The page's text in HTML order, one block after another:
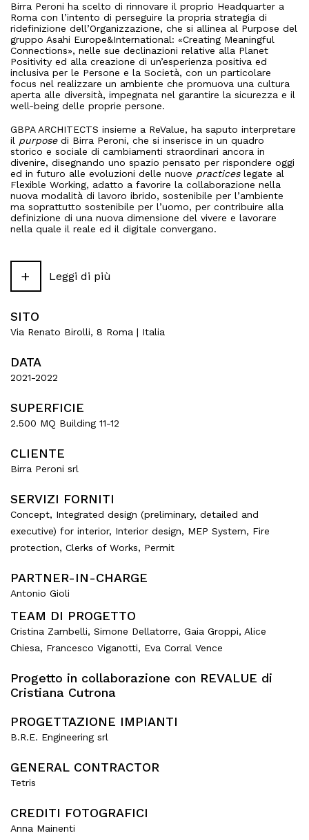
Birra Peroni ha scelto di rinnovare il proprio Headquarter a
Roma con l’intento di perseguire la propria strategia di
ridefinizione dell’Organizzazione, che si allinea al Purpose del
gruppo Asahi Europe&International: «Creating Meaningful
Connections», nelle sue declinazioni relative alla Planet
Positivity ed alla creazione di un’esperienza positiva ed
inclusiva per le Persone e la Società, con un particolare
focus nel realizzare un ambiente che promuova una cultura
aperta alle diversità, impegnata nel garantire la sicurezza e il
well-being delle proprie persone.
GBPA ARCHITECTS insieme a ReValue, ha saputo interpretare
il purposedi Birra Peroni, che si inserisce in un quadro
storico e sociale di cambiamenti straordinari ancora in
divenire, disegnando uno spazio pensato per rispondere oggi
ed in futuro alle evoluzioni delle nuove practices legate al
Flexible Working, adatto a favorire la collaborazione nella
nuova modalità di lavoro ibrido, sostenibile per l’ambiente
ma soprattutto sostenibile per l’uomo, per contribuire alla
definizione di una nuova dimensione del vivere e lavorare
nella quale il reale ed il digitale convergano.
nuova idea di Organizzazione e di Leadership, che promuove
il benessere fisico e psicologico, la soddisfazione dei
dipendenti e di conseguenza il loro impegno, attraverso la
Leggi di più
+
SITO
Via Renato Birolli, 8 Roma | Italia
DATA
2021-2022
SUPERFICIE
2.500 MQ Building 11-12
CLIENTE
Birra Peroni srl
SERVIZI FORNITI
Concept, Integrated design (preliminary, detailed and
executive) for interior, Interior design, MEP System, Fire
protection, Clerks of Works, Permit
PARTNER-IN-CHARGE
Antonio Gioli
TEAM DI PROGETTO
Cristina Zambelli, Simone Dellatorre, Gaia Groppi, Alice
Chiesa, Francesco Viganotti, Eva Corral Vence
Progetto in collaborazione con REVALUE di
Cristiana Cutrona
PROGETTAZIONE IMPIANTI
B.R.E. Engineering srl
GENERAL CONTRACTOR
Tetris
CREDITI FOTOGRAFICI
Anna Mainenti